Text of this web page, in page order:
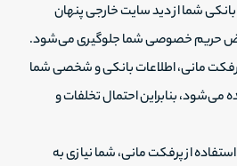
شما از دید سایت خارجی پنهان
حریم خصوصی شما جلوگیری می‌شود.
پرفکت مانی، اطلاعات بانکی و شخصی شما
می‌شود، بنابراین احتمال تخلفات و
استفاده از پرفکت مانی، شما نیازی به